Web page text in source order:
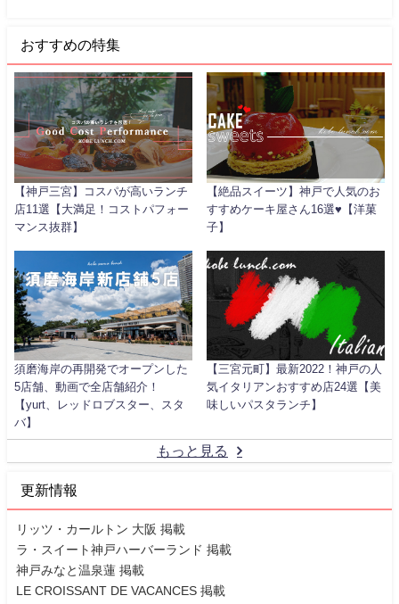
おすすめの特集
【神戸三宮】コスパが高いランチ
店11選【大満足！コストパフォー
マンス抜群】
【絶品スイーツ】神戸で人気のお
すすめケーキ屋さん16選♥【洋菓
子】
須磨海岸の再開発でオープンした
5店舗、動画で全店舗紹介！
【yurt、レッドロブスター、スタ
バ】
【三宮元町】最新2022！神戸の人
気イタリアンおすすめ店24選【美
味しいパスタランチ】
もっと見る
更新情報
リッツ・カールトン 大阪 掲載
ラ・スイート神戸ハーバーランド 掲載
神戸みなと温泉蓮 掲載
LE CROISSANT DE VACANCES 掲載